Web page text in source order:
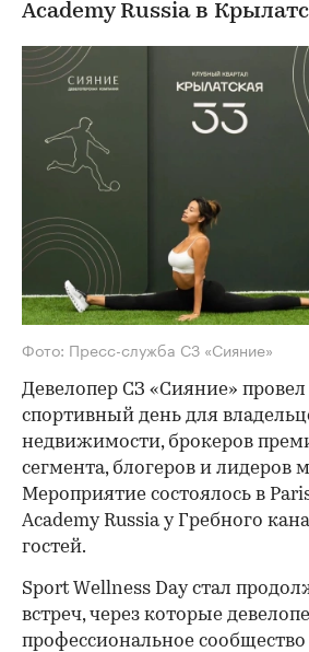
Academy Russia в
Фото: Пресс-служба СЗ «Сияние»
Девелопер СЗ «Сияние»
спортивный день для
недвижимости, брокеров
сегмента, блогеров и лидеров
Мероприятие состоялось в
Academy Russia у Гребного
гостей.
Sport Wellness Day стал
встреч, через которые
профессиональное сообщество